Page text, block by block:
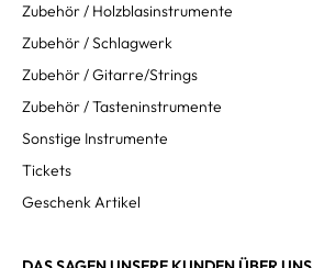
Zubehör / Holzblasinstrumente
Zubehör / Schlagwerk
Zubehör / Gitarre/Strings
Zubehör / Tasteninstrumente
Sonstige Instrumente
Tickets
Geschenk Artikel